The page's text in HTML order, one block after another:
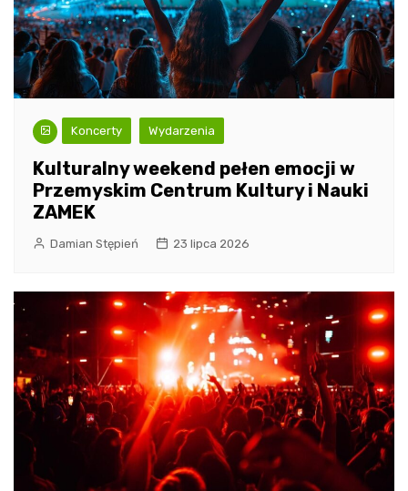
Koncerty Wydarzenia
Kulturalny weekend pełen emocji w
Przemyskim Centrum Kultury i Nauki
ZAMEK
Damian Stępień 23 lipca 2026